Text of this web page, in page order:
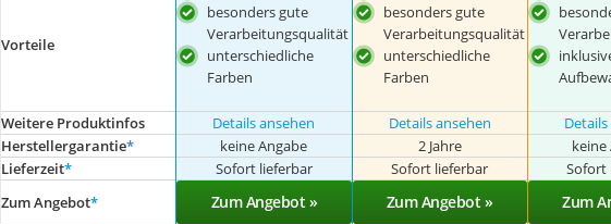
Vorteile
besonders gute
Verarbeitungsqualität
unterschiedliche
Farben
besonders gute
Verarbeitungsqualität
unterschiedliche
Farben
Weitere Produktinfos Details ansehen Details ansehen
Herstellergarantie* keine Angabe 2 Jahre keine
Lieferzeit* Sofort lieferbar Sofort lieferbar Sofort
Zum Angebot* Zum Angebot » Zum Angebot » Zum